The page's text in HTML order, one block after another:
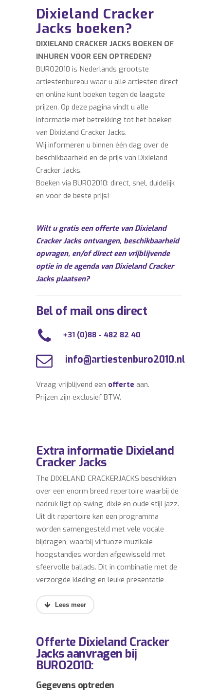
Dixieland Cracker
Jacks boeken?
DIXIELAND CRACKER JACKS BOEKEN OF
INHUREN VOOR EEN OPTREDEN?
BURO2010 is Nederlands grootste
artiestenbureau waar u alle artiesten direct
en online kunt boeken tegen de laagste
prijzen. Op deze pagina vindt u alle
informatie met betrekking tot het boeken
van Dixieland Cracker Jacks.
Wij informeren u binnen één dag over de
beschikbaarheid en de prijs van Dixieland
Cracker Jacks.
Boeken via BURO2010: direct, snel, duidelijk
en voor de beste prijs!
Wilt u gratis een offerte van Dixieland
Cracker Jacks ontvangen, beschikbaarheid
opvragen, en/of direct een vrijblijvende
optie in de agenda van Dixieland Cracker
Jacks plaatsen?
Bel of mail ons direct
+31 (0)88 - 482 82 40
info@artiestenburo2010.nl
Vraag vrijblijvend een offerte aan.
Prijzen zijn exclusief BTW.
Extra informatie Dixieland
Cracker Jacks
The DIXIELAND CRACKERJACKS beschikken
over een enorm breed repertoire waarbij de
nadruk ligt op swing, dixie en oude stijl jazz.
Uit dit repertoire kan een programma
worden samengesteld met vele vocale
bijdragen, waarbij virtuoze muzikale
hoogstandjes worden afgewisseld met
sfeervolle ballads. Dit in combinatie met de
verzorgde kleding en leuke presentatie
Tien jaar geleden werd het orkest ’the
eerste prijs te winnen tijdens het concours
van de Leidsche Jazzweek. Onder de
bezielende leiding van saxofonist Bert
Brandsma is de band intussen uitgegroeid
Offerte Dixieland Cracker
Jacks aanvragen bij
BURO2010:
Gegevens optreden